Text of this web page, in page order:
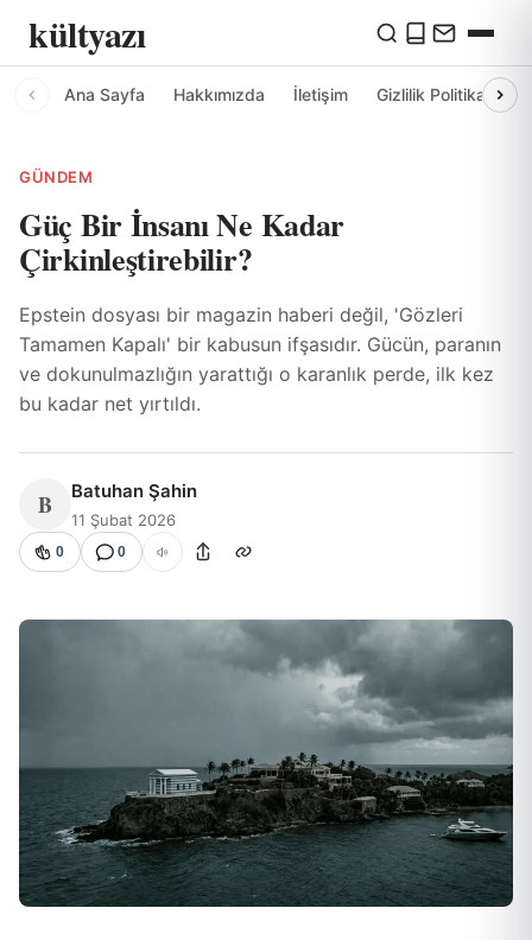
kültyazı
Ana Sayfa Hakkımızda İletişim Gizlilik Politikası
GÜNDEM
Güç Bir İnsanı Ne Kadar
Çirkinleştirebilir?
Epstein dosyası bir magazin haberi değil, 'Gözleri
Tamamen Kapalı' bir kabusun ifşasıdır. Gücün, paranın
ve dokunulmazlığın yarattığı o karanlık perde, ilk kez
bu kadar net yırtıldı.
B Batuhan Şahin
11 Şubat 2026
0 0